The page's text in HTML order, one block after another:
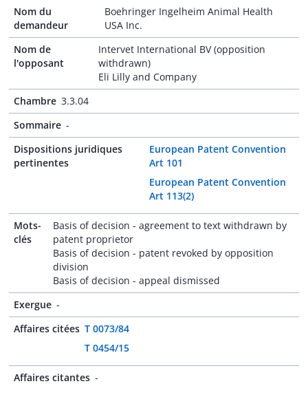
Nom du
demandeur
Boehringer Ingelheim Animal Health
USA Inc.
Nom de
l'opposant
Intervet International BV (opposition
withdrawn)
Eli Lilly and Company
Chambre 3.3.04
Sommaire -
Dispositions juridiques
pertinentes
European Patent Convention
Art 101
European Patent Convention
Art 113(2)
Mots-
clés
Basis of decision - agreement to text withdrawn by
patent proprietor
Basis of decision - patent revoked by opposition
division
Basis of decision - appeal dismissed
Exergue -
Affaires citées T 0073/84
T 0454/15
Affaires citantes -